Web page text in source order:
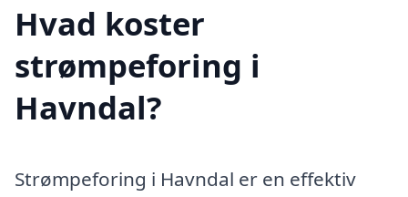
Hvad koster
strømpeforing i
Havndal?
Strømpeforing i Havndal er en effektiv